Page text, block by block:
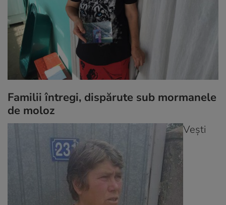
Familii întregi, dispărute sub mormanele
de moloz
Vești